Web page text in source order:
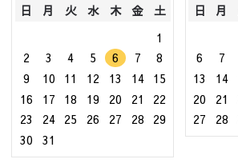
日 月 火 水 木 金
土
1
2
3 4 5 6 7
8
9
10 11 12 13 14
15
16
17 18 19 20 21
22
23
24 25 26 27 28
29
30
31
日 月
6
7
13
14
20
21
27
28